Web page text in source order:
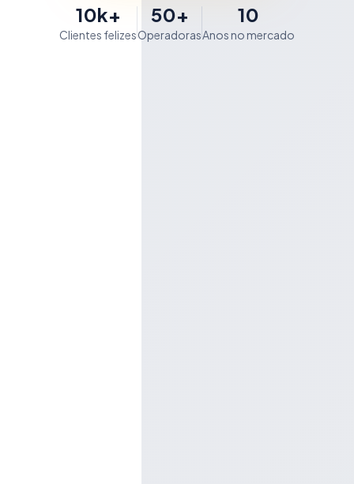
10k+
Clientes felizes
50+
Operadoras
10
Anos no mercado